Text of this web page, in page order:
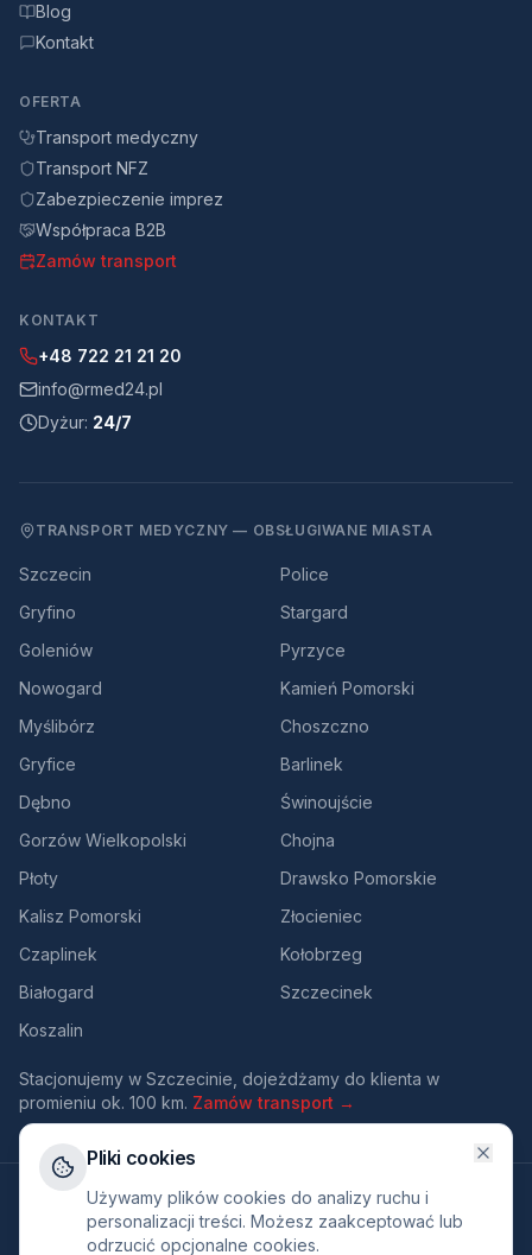
Blog
Kontakt
OFERTA
Transport medyczny
Transport NFZ
Zabezpieczenie imprez
Współpraca B2B
Zamów transport
KONTAKT
+48 722 21 21 20
info@rmed24.pl
Dyżur: 24/7
TRANSPORT MEDYCZNY — OBSŁUGIWANE MIASTA
Szczecin
Police
Gryfino
Stargard
Goleniów
Pyrzyce
Nowogard
Kamień Pomorski
Myślibórz
Choszczno
Gryfice
Barlinek
Dębno
Świnoujście
Gorzów Wielkopolski
Chojna
Płoty
Drawsko Pomorskie
Kalisz Pomorski
Złocieniec
Czaplinek
Kołobrzeg
Białogard
Szczecinek
Koszalin
Stacjonujemy w Szczecinie, dojeżdżamy do klienta w
promieniu ok. 100 km. Zamów transport →
©2026RMED24. Wszelkie prawa zastrzeżone.
Polityka prywatności
Regulamin
Pliki cookies
Używamy plików cookies do analizy ruchu i
personalizacji treści. Możesz zaakceptować lub
odrzucić opcjonalne cookies.